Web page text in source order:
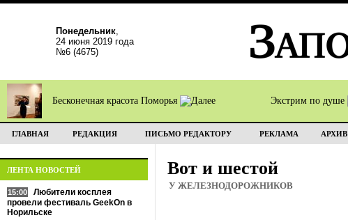
Понедельник,
24 июня 2019 года
№6 (4675)
Бесконечная красота Поморья Экстрим по душе
ГЛАВНАЯ РЕДАКЦИЯ ПИСЬМО РЕДАКТОРУ РЕКЛАМА АРХИВ
ЛЕНТА НОВОСТЕЙ
15:00
Любители косплея
провели фестиваль GeekOn в
Норильске
Вот и шестой
У ЖЕЛЕЗНОДОРОЖНИКОВ